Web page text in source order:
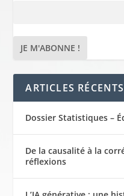
ARTICLES RÉCENTS
Dossier Statistiques –
De la causalité à la
réflexions